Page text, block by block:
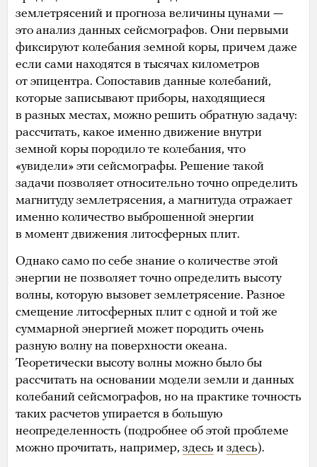
землетрясений и прогноза величины цунами —
это анализ данных сейсмографов. Они первыми
фиксируют колебания земной коры, причем даже
если сами находятся в тысячах километров
от эпицентра. Сопоставив данные колебаний,
которые записывают приборы, находящиеся
в разных местах, можно решить обратную задачу:
рассчитать, какое именно движение внутри
земной коры породило те колебания, что
«увидели» эти сейсмографы. Решение такой
задачи позволяет относительно точно определить
магнитуду землетрясения, а магнитуда отражает
именно количество выброшенной энергии
в момент движения литосферных плит.
Однако само по себе знание о количестве этой
энергии не позволяет точно определить высоту
волны, которую вызовет землетрясение. Разное
смещение литосферных плит с одной и той же
суммарной энергией может породить очень
разную волну на поверхности океана.
Теоретически высоту волны можно было бы
рассчитать на основании модели земли и данных
колебаний сейсмографов, но на практике точность
таких расчетов упирается в большую
неопределенность (подробнее об этой проблеме
можно прочитать, например, здесь и здесь).